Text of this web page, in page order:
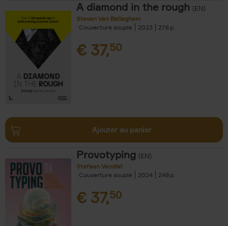
A diamond in the rough (EN)
Steven Van Belleghem
Couverture souple
2023 276
€ 37,50
Ajouter au panier
Provotyping (EN)
Stefaan Vandist
Couverture souple
2024 248
€ 37,50